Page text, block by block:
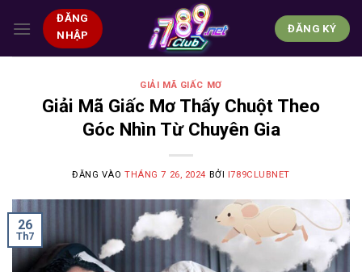
qua
ĐĂNG
NHẬP
ĐĂNG KÝ
GIẢI MÃ GIẤC MƠ
Giải Mã Giấc Mơ Thấy Chuột Theo
Góc Nhìn Từ Chuyên Gia
ĐĂNG VÀOTHÁNG 7 26, 2024 BỞI I789CLUBNET
26
Th7